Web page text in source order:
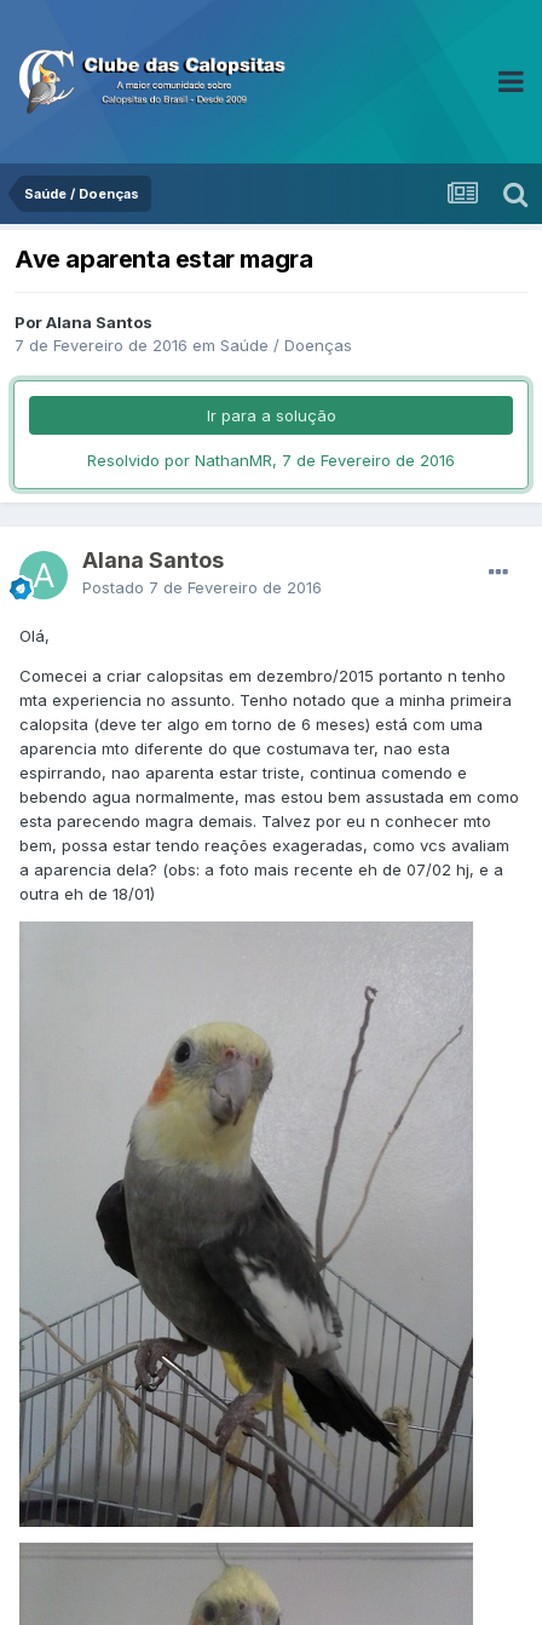
Saúde / Doenças
Ave aparenta estar magra
Por Alana Santos
7 de Fevereiro de 2016 em Saúde / Doenças
Ir para a solução
Resolvido por NathanMR, 7 de Fevereiro de 2016
Alana Santos
Postado 7 de Fevereiro de 2016
Olá,
Comecei a criar calopsitas em dezembro/2015 portanto n tenho
mta experiencia no assunto. Tenho notado que a minha primeira
calopsita (deve ter algo em torno de 6 meses) está com uma
aparencia mto diferente do que costumava ter, nao esta
espirrando, nao aparenta estar triste, continua comendo e
bebendo agua normalmente, mas estou bem assustada em como
esta parecendo magra demais. Talvez por eu n conhecer mto
bem, possa estar tendo reações exageradas, como vcs avaliam
a aparencia dela? (obs: a foto mais recente eh de 07/02 hj, e a
outra eh de 18/01)